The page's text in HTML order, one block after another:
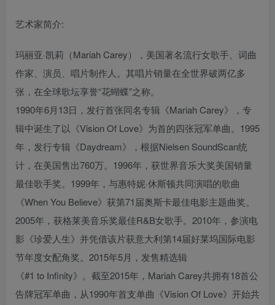
艺术家简介:
玛丽亚·凯莉（Mariah Carey），美国著名流行女歌手、词曲
作家、演员、唱片制作人。其唱片销量在全世界破两亿多
张，在全球歌坛享誉“花蝴蝶”之称。
1990年6月13日，发行首张同名专辑《Mariah Carey》，专
辑中诞生了以《Vision Of Love》为首的四张冠军单曲。1995
年，发行专辑《Daydream》，根据Nielsen SoundScan统
计，在美国售出760万。1996年，获世界音乐大奖美国销量
最佳歌手奖。1999年，与惠特妮·休斯顿共同演唱的歌曲
《When You Believe》获第71届奥斯卡最佳电影主题曲奖。
2005年，获格莱美音乐奖最佳R&B女歌手。2010年，参演电
影《珍爱人生》并凭借该片获意大利第14届好莱坞国际电影
节年度女配角奖。2015年5月，发售精选辑
《#1 to Infinity》。截至2015年，Mariah Carey共拥有18首公
告牌冠军单曲，从1990年首支单曲《Vision Of Love》开始共